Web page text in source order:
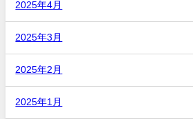
2025年4月
2025年3月
2025年2月
2025年1月